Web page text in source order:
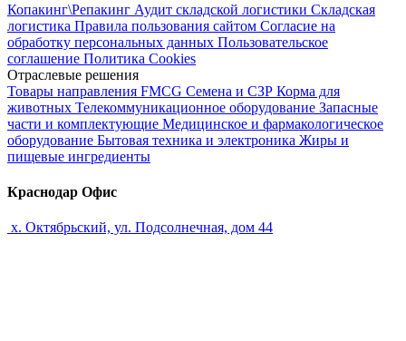
Копакинг\Репакинг Аудит складской логистики Складская
логистика Правила пользования сайтом Согласие на
обработку персональных данных Пользовательское
соглашение Политика Cookies
Отраслевые решения
Товары направления FMCG Семена и СЗР Корма для
животных Телекоммуникационное оборудование Запасные
части и комплектующие Медицинское и фармакологическое
оборудование Бытовая техника и электроника Жиры и
пищевые ингредиенты
Краснодар Офис
х. Октябрьский, ул. Подсолнечная, дом 44